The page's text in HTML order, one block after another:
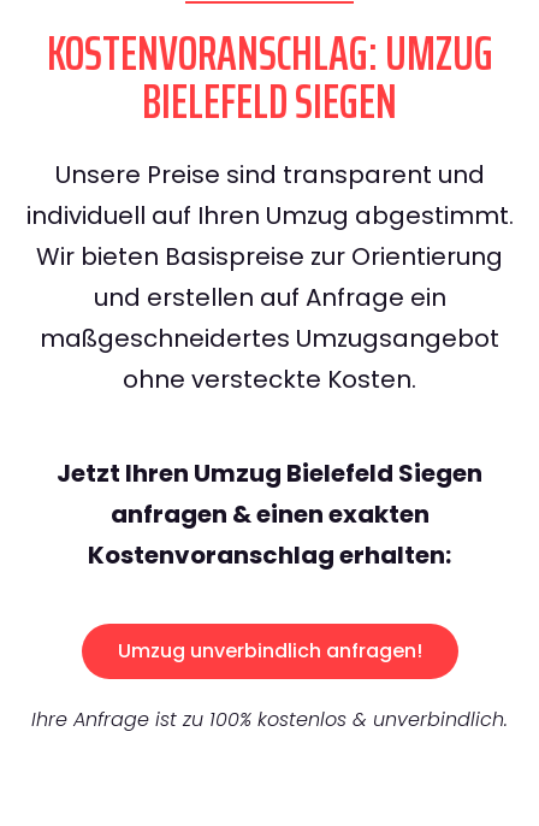
KOSTENVORANSCHLAG: UMZUG
BIELEFELD SIEGEN
Unsere Preise sind transparent und
individuell auf Ihren Umzug abgestimmt.
Wir bieten Basispreise zur Orientierung
und erstellen auf Anfrage ein
maßgeschneidertes Umzugsangebot
ohne versteckte Kosten.
Jetzt Ihren Umzug Bielefeld Siegen
anfragen & einen exakten
Kostenvoranschlag erhalten:
Umzug unverbindlich anfragen!
Ihre Anfrage ist zu 100% kostenlos & unverbindlich.